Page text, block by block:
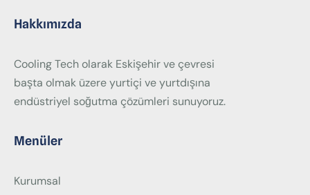
Hakkımızda
Cooling Tech olarak Eskişehir ve çevresi
başta olmak üzere yurtiçi ve yurtdışına
endüstriyel soğutma çözümleri sunuyoruz.
Menüler
Kurumsal